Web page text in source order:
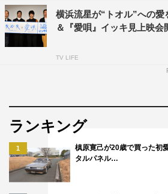
脚本：GReeeeNと清水匡
音楽：GReeeeN
主題歌：GReeeeN「約束×No title」
ージック）
プロデューサー：小池賢太郎『キセ
音楽プロデューサー：JIN
配給：東映
公式HP：aiuta-movie.jp
横浜流星が“トオル”への愛
＆『愛唄』イッキ⾒上映
TV LIFE
ランキング
1
槙原寛己が20歳で買った初
タルパネル…